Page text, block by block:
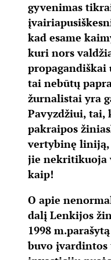
gyvenimas
kad esame
kuri nors
tai nebūtų
žurnalistai yra
Pavyzdžiui, tai,
pakraipos
vertybinę liniją,
jie nekritikuoja
kaip!
O apie
dalį Lenkijos
1998
buvo įvardintos